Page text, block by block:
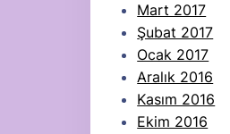
Mart 2017
Şubat 2017
Ocak 2017
Aralık 2016
Kasım 2016
Ekim 2016